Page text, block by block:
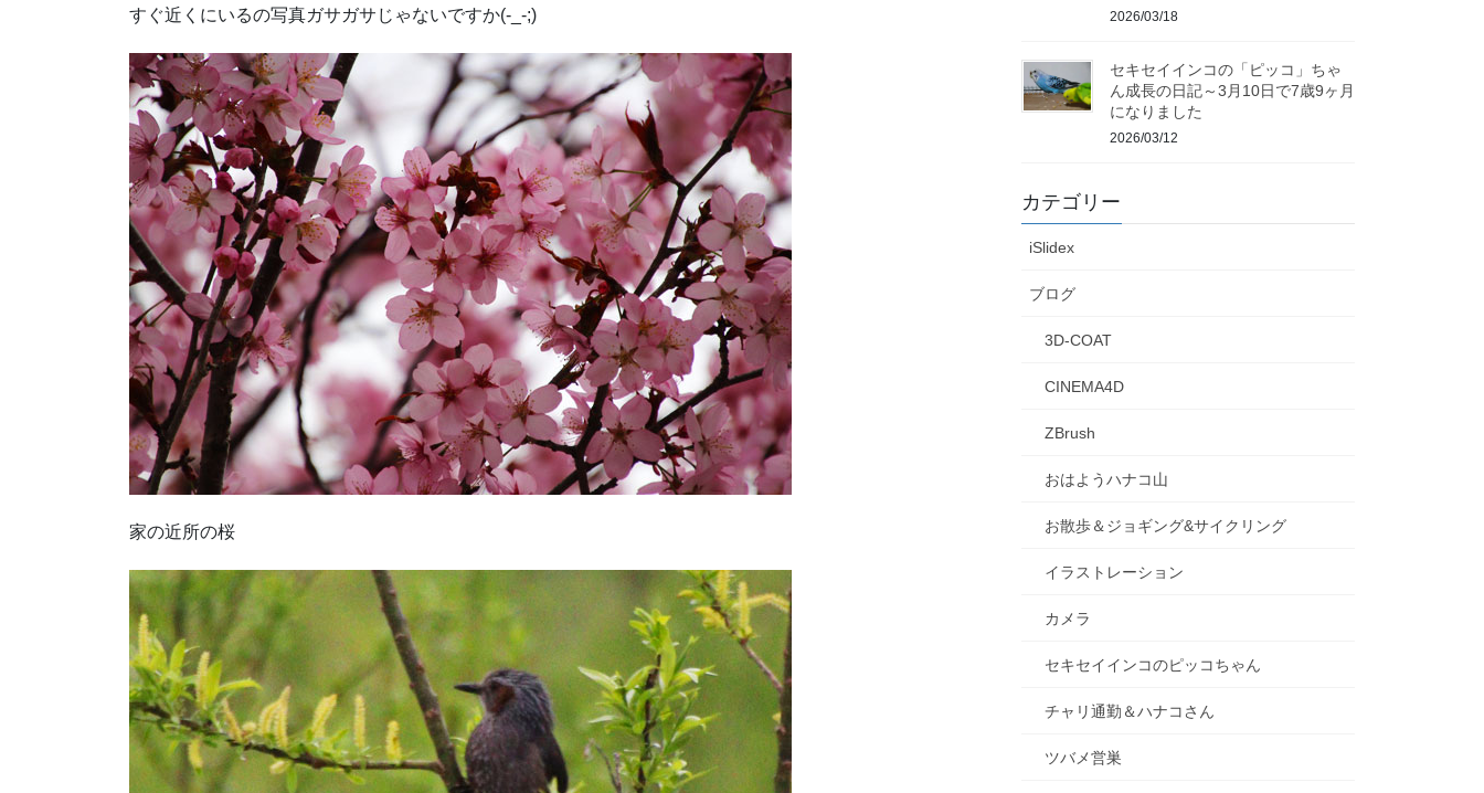
すぐ近くにいるの写真ガサガサじゃないですか(-_-;)
家の近所の桜
2026/03/18
セキセイインコの「ピッコ」ちゃ
ん成長の日記～3月10日で7歳9ヶ月
になりました
2026/03/12
カテゴリー
iSlidex
ブログ
3D-COAT
CINEMA4D
ZBrush
おはようハナコ山
お散歩＆ジョギング&サイクリング
イラストレーション
カメラ
セキセイインコのピッコちゃん
チャリ通勤＆ハナコさん
ツバメ営巣